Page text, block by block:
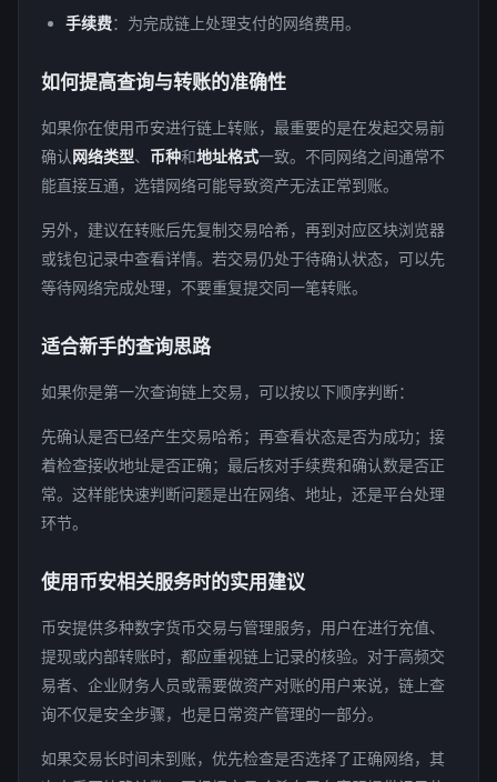
手续费：为完成链上处理支付的网络费用。
如何提高查询与转账的准确性
如果你在使用币安进行链上转账，最重要的是在发起交易前
确认网络类型、 币种和地址格式一致。不同网络之间通常不
能直接互通，选错网络可能导致资产无法正常到账。
另外，建议在转账后先复制交易哈希，再到对应区块浏览器
或钱包记录中查看详情。若交易仍处于待确认状态，可以先
等待网络完成处理，不要重复提交同一笔转账。
适合新手的查询思路
如果你是第一次查询链上交易，可以按以下顺序判断：
先确认是否已经产生交易哈希；再查看状态是否为成功；接
着检查接收地址是否正确；最后核对手续费和确认数是否正
常。这样能快速判断问题是出在网络、地址，还是平台处理
环节。
使用币安相关服务时的实用建议
币安提供多种数字货币交易与管理服务，用户在进行充值、
提现或内部转账时，都应重视链上记录的核验。对于高频交
易者、企业财务人员或需要做资产对账的用户来说，链上查
询不仅是安全步骤，也是日常资产管理的一部分。
如果交易长时间未到账，优先检查是否选择了正确网络，其